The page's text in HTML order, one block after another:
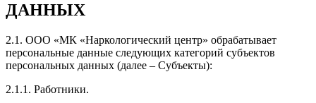
ДАННЫХ
2.1. ООО «МК «Наркологический центр» обрабатывает
персональные данные следующих категорий субъектов
персональных данных (далее – Субъекты):
2.1.1. Работники.